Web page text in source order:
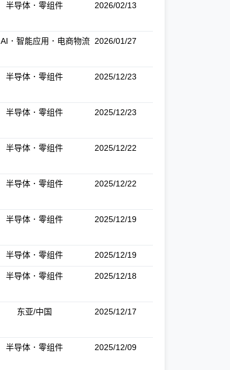
半导体．零组件 2026/02/13
AI．智能应用．电商物流 2026/01/27
半导体．零组件 2025/12/23
半导体．零组件 2025/12/23
半导体．零组件 2025/12/22
半导体．零组件 2025/12/22
半导体．零组件 2025/12/19
半导体．零组件 2025/12/19
半导体．零组件 2025/12/18
东亚/中国 2025/12/17
半导体．零组件 2025/12/09